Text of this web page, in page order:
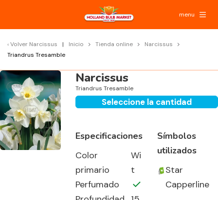
menu
Volver Narcissus Inicio Tienda online
Narcissus
Triandrus Tresamble
Narcissus
Triandrus Tresamble
Seleccione la cantidad
Especificaciones
Color
primario
Wi
t
Perfumado
Símbolos
utilizados
Star
Capperline